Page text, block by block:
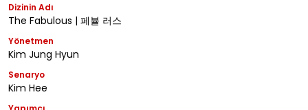
Dizinin Adı
The Fabulous | 페뷸 러스
Yönetmen
Kim Jung Hyun
Senaryo
Kim Hee